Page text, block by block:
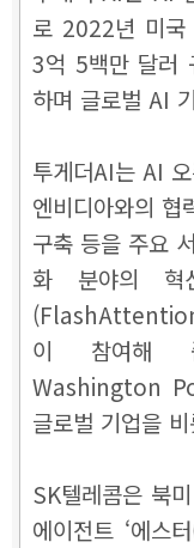
로 2022년 미국
3억 5백만 달러
하며 글로벌 AI
투게더AI는 AI
엔비디아와의
구축 등을 주요
화 분야의 혁
이 참여해 줌
Washington
글로벌 기업을
SK텔레콤은 북
에이전트 ‘에스